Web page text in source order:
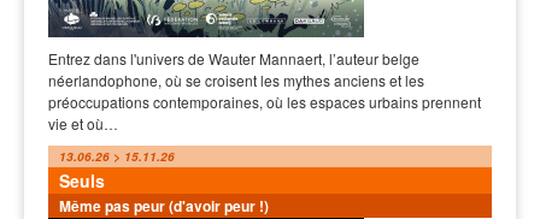
Entrez dans l'univers de Wauter Mannaert, l’auteur belge
néerlandophone, où se croisent les mythes anciens et les
préoccupations contemporaines, où les espaces urbains prennent
vie et où…
13.06.26 > 15.11.26
Seuls
Même pas peur (d'avoir peur !)